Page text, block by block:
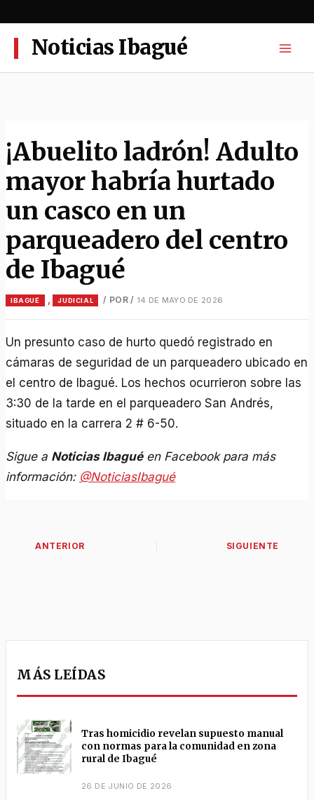
al
contenidoNoticias Ibagué
¡Abuelito ladrón! Adulto
mayor habría hurtado
un casco en un
parqueadero del centro
de Ibagué
IBAGUÉ JUDICIAL / POR/ 14 DE MAYO DE 2026
Un presunto caso de hurto quedó registrado en
cámaras de seguridad de un parqueadero ubicado en
el centro de Ibagué. Los hechos ocurrieron sobre las
3:30 de la tarde en el parqueadero San Andrés,
situado en la carrera 2 # 6-50.
Sigue a Noticias Ibaguéen Facebook para más
información: @NoticiasIbagué
MÁS LEÍDAS
Tras homicidio revelan supuesto manual
con normas para la comunidad en zona
rural de Ibagué
26 DE JUNIO DE 2026